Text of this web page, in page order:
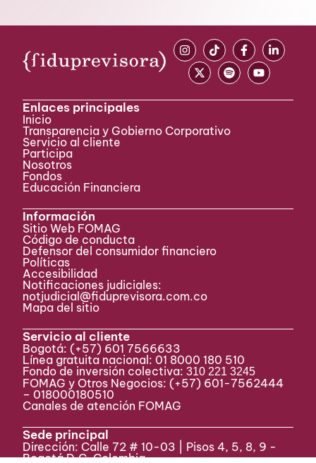
Enlaces principales
Inicio
Transparencia y Gobierno Corporativo
Servicio al cliente
Participa ​
Nosotros
Fondos
Educación Financiera
Información
Sitio Web FOMAG
Código de conducta
Defensor del consumidor financiero
Políticas
Accesibilidad
Notificaciones judiciales:
notjudicial@fiduprevisora.com.co
Mapa del sitio
Servicio al cliente
Bogotá: (+57) 601 7566633
Línea gratuita nacional: 01 8000 180 510
Fondo de inversión colectiva:310 221 3245
FOMAG y Otros Negocios: (+57) 601-7562444
– 018000180510
Canales de atención FOMAG
Sede principal
Dirección: Calle 72 # 10-03 | Pisos 4, 5, 8, 9 -
Bogotá D.C, Colombia